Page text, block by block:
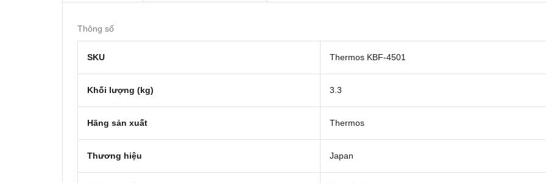
Thông số
SKU Thermos KBF-4501
Khối lượng (kg) 3.3
Hãng sản xuất Thermos
Thương hiệu Japan